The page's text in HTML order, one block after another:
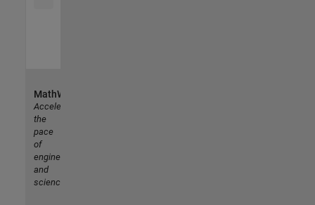
MathWorks
Accelerating
the
pace
of
engineering
and
science